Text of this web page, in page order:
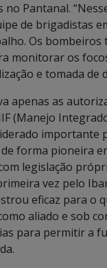
Pantanal.
de brigadistas
Os bombeiros
monitorar os
e tomada de
apenas as
(Manejo
importante
forma pioneira
legislação
vez pelo
eficaz para o
aliado e sob
para permitir a